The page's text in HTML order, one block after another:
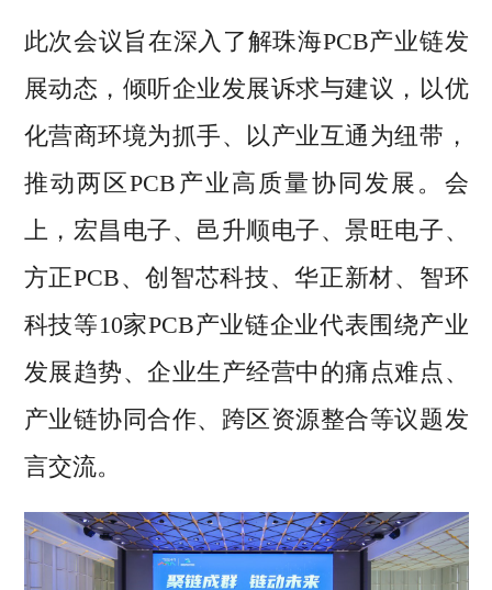
此次会议旨在深入了解珠海PCB产业链发
展动态，倾听企业发展诉求与建议，以优
化营商环境为抓手、以产业互通为纽带，
推动两区PCB产业高质量协同发展。会
上，宏昌电子、邑升顺电子、景旺电子、
方正PCB、创智芯科技、华正新材、智环
科技等10家PCB产业链企业代表围绕产业
发展趋势、企业生产经营中的痛点难点、
产业链协同合作、跨区资源整合等议题发
言交流。